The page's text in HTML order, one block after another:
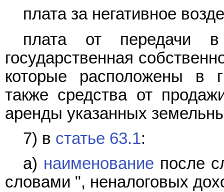
плата за негативное
плата от передачи в
государственная
которые расположены в
также средства от
аренды указанных
7) в статье 63.1:
а) наименование после
словами ", неналоговых